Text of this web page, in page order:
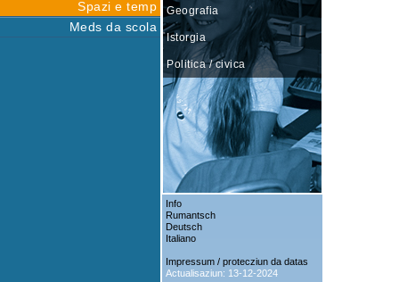
Spazi e temp
Geografia
Istorgia
Politica / civica
Meds da scola
Info
Rumantsch
Deutsch
Italiano
Impressum / protecziun da datas
Actualisaziun: 13-12-2024